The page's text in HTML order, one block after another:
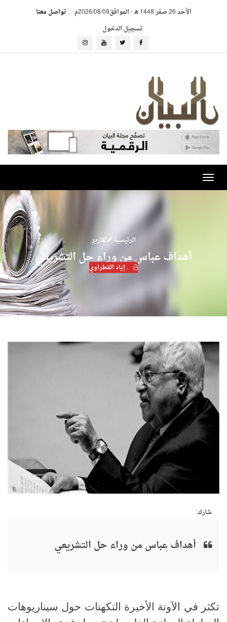
الأحد 26 صفر 1448 هـ -الموافق2026/08/09م
تواصل معنا
تسجيل الدخول
Toggle
navigation
الرئيسية تقارير
أهداف عباس من وراء حل التشريعي
. إياد القطراوي
شارك:
أهداف عباس من وراء حل التشريعي
تكثر في الآونة الأخيرة التكهنات حول سيناريوهات